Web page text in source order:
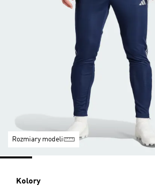
Rozmiary modeli
Kolory